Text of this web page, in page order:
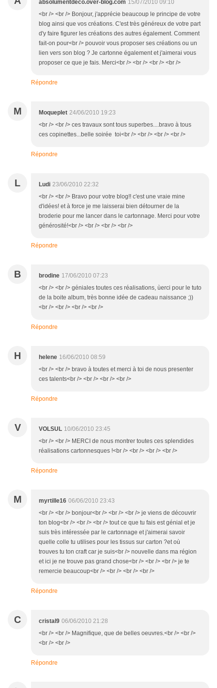
absolumentdeco.over-blog.com 15/07/2010 09:10
<br /> <br /> Bonjour, j'apprécie beaucoup le principe de votre
blog ainsi que vos créations. C'est très généreux de votre part
d'y faire figurer les créations des autres également. Comment
fait-on pour<br /> pouvoir vous proposer ses créations ou un
lien vers son blog ? Je cartonne également et j'aimerai vous
proposer ce que je fais. Merci<br /> <br /> <br /> <br />
Répondre
M Moqueplet 24/06/2010 19:23
<br /> <br /> ces travaux sont tous superbes....bravo à tous
ces copinettes...belle soirée toi<br /> <br /> <br /> <br />
Répondre
L Ludi 23/06/2010 22:32
<br /> <br /> Bravo pour votre blog!! c'est une vraie mine
d'idées! et à force je me laisserai bien détourner de la
broderie pour me lancer dans le cartonnage. Merci pour votre
générosité!<br /> <br /> <br /> <br />
Répondre
B brodine 17/06/2010 07:23
<br /> <br /> géniales toutes ces réalisations, ùerci pour le tuto
de la boite album, très bonne idée de cadeau naissance ;))
<br /> <br /> <br /> <br />
Répondre
H helene 16/06/2010 08:59
<br /> <br /> bravo à toutes et merci à toi de nous presenter
ces talents<br /> <br /> <br /> <br />
Répondre
V VOLSUL 10/06/2010 23:45
<br /> <br /> MERCI de nous montrer toutes ces splendides
réalisations cartonnesques !<br /> <br /> <br /> <br />
Répondre
M myrtille16 06/06/2010 23:43
<br /> <br /> bonjour<br /> <br /> <br /> je viens de découvrir
ton blog<br /> <br /> <br /> tout ce que tu fais est génial et je
suis très intéressée par le cartonnage et j'aimerai savoir
quelle colle tu utilises pour les tissus sur carton ?et où
trouves tu ton craft car je suis<br /> nouvelle dans ma région
et ici je ne trouve pas grand chose<br /> <br /> <br /> je te
remercie beaucoup<br /> <br /> <br /> <br />
Répondre
C cristal9 06/06/2010 21:28
<br /> <br /> Magnifique, que de belles oeuvres.<br /> <br />
<br /> <br />
Répondre